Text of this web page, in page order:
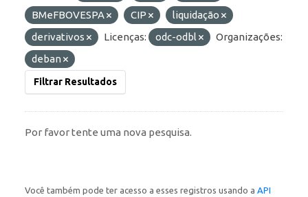
BMeFBOVESPA
CIP
liquidação
derivativos
Licenças: odc-odbl
Organizações:
deban
Filtrar Resultados
Por favor tente uma nova pesquisa.
Você também pode ter acesso a esses registros usando a API